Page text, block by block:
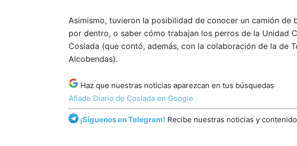
Asimismo, tuvieron la posibilidad de conocer un camión de
por dentro, o saber cómo trabajan los perros de la Unidad
Coslada (que contó, además, con la colaboración de la de
Alcobendas).
Haz que nuestras noticias aparezcan en tus búsquedas
Añade Diario de Coslada en Google
¡Síguenos en Telegram! Recibe nuestras noticias y